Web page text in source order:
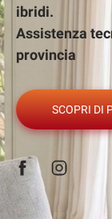
ibridi.
Assistenza
provincia
SCOPRI DI